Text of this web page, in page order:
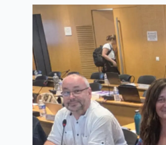
Linkedin
Facebook
Threads
Bluesky
email